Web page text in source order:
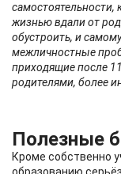
самостоятельности,
жизнью вдали от
обустроить, и
межличностные
приходящие после
родителями, более
Полезные
Кроме собственно